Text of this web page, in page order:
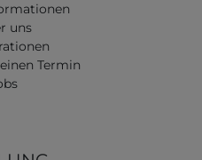
uns
Termin